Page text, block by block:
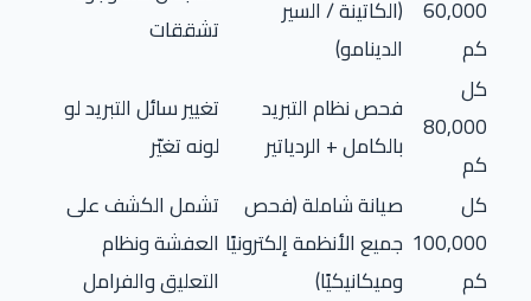
60,000
كم
(الكاتينة / السير
الدينامو)
تشققات
كل
80,000
كم
فحص نظام التبريد
بالكامل + الردياتير
تغيير سائل التبريد لو
لونه تغيّر
كل
100,000
كم
صيانة شاملة (فحص
جميع الأنظمة إلكترونيًا
وميكانيكيًا)
تشمل الكشف على
العفشة ونظام
التعليق والفرامل